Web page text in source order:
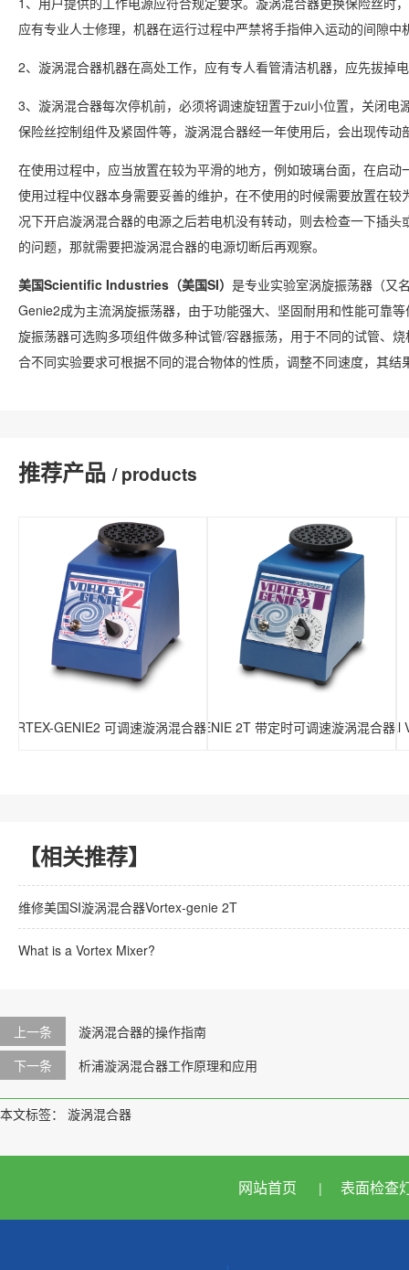
应有专业人士修理，机器在运行过程中严禁将手指伸入运动的间隙中
2、漩涡混合器机器在高处工作，应有专人看管清洁机器，应先拔掉
3、漩涡混合器每次停机前，必须将调速旋钮置于zui小位置，关闭
保险丝控制组件及紧固件等，漩涡混合器经一年使用后，会出现传动
在使用过程中，应当放置在较为平滑的地方，例如玻璃台面，在启
使用过程中仪器本身需要妥善的维护，在不使用的时候需要放置在
况下开启漩涡混合器的电源之后若电机没有转动，则去检查一下插
的问题，那就需要把漩涡混合器的电源切断后再观察。
美国Scientific Industries（美国SI） 是专业实验室涡旋振荡器（又
Genie2成为主流涡旋振荡器，由于功能强大、坚固耐用和性能可靠
旋振荡器可选购多项组件做多种试管/容器振荡，用于不同的试管、
合不同实验要求可根据不同的混合物体的性质，调整不同速度，其结
推荐产品 / products
GENIE2 可调速漩涡混合器VORTEX-GENIE 2T 带定时可调速漩涡混合器
Digital
【相关推荐】
维修美国SI漩涡混合器Vortex-genie 2T
What is a Vortex Mixer?
上一条
漩涡混合器的操作指南
下一条
析浦漩涡混合器工作原理和应用
本文标签： 漩涡混合器
网站首页 | 表面检查